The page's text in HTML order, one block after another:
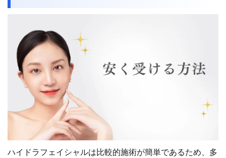
ハイドラフェイシャルは比較的施術が簡単であるため、多